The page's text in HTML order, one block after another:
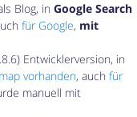
Blog, inGoogle Search
für Google, mit
Entwicklerversion, in
vorhanden, auchfür
manuell mit